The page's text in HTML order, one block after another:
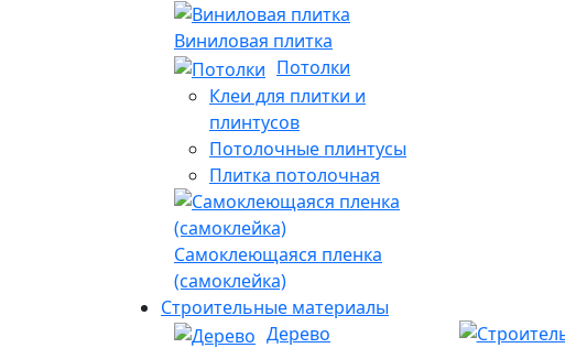
Виниловая плитка
Потолки
Клеи для плитки и
плинтусов
Потолочные плинтусы
Плитка потолочная
Самоклеющаяся пленка
(самоклейка)
Строительные материалы
Дерево